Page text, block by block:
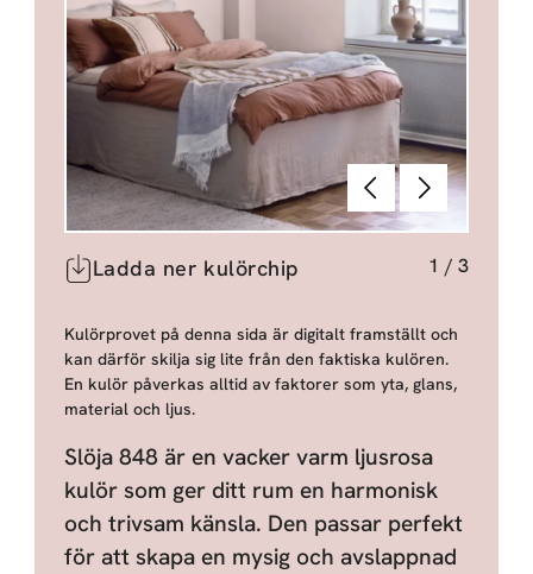
Föregående
Nästa
Ladda ner kulörchip 1 / 3
Kulörprovet på denna sida är digitalt framställt och
kan därför skilja sig lite från den faktiska kulören.
En kulör påverkas alltid av faktorer som yta, glans,
material och ljus.
Slöja 848 är en vacker varm ljusrosa
kulör som ger ditt rum en harmonisk
och trivsam känsla. Den passar perfekt
för att skapa en mysig och avslappnad